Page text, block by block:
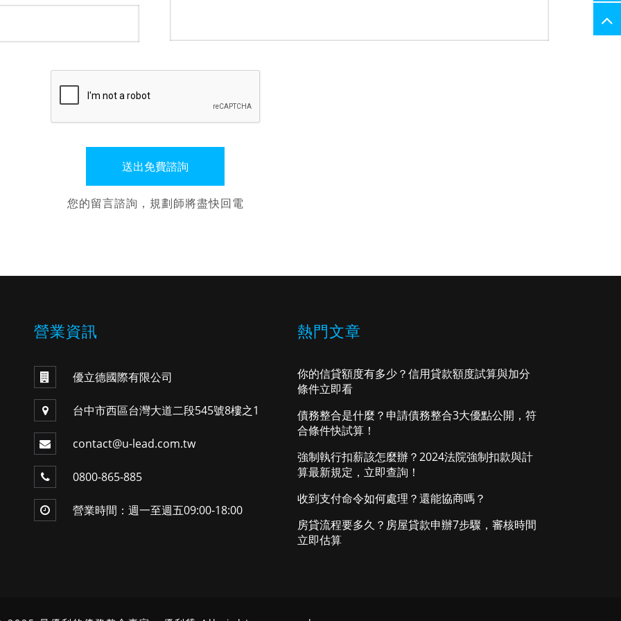
您的留言諮詢，規劃師將盡快回電
營業資訊
優立德國際有限公司
台中市西區台灣大道二段545號8樓之1
contact@u-lead.com.tw
0800-865-885
營業時間：週一至週五09:00-18:00
熱門文章
你的信貸額度有多少？信用貸款額度試算與加分
條件立即看
債務整合是什麼？申請債務整合3大優點公開，符
合條件快試算！
強制執行扣薪該怎麼辦？2024法院強制扣款與計
算最新規定，立即查詢！
收到支付命令如何處理？還能協商嗎？
房貸流程要多久？房屋貸款申辦7步驟，審核時間
立即估算